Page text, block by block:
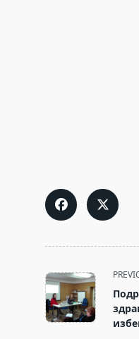
<span
class="nav-
subtitle